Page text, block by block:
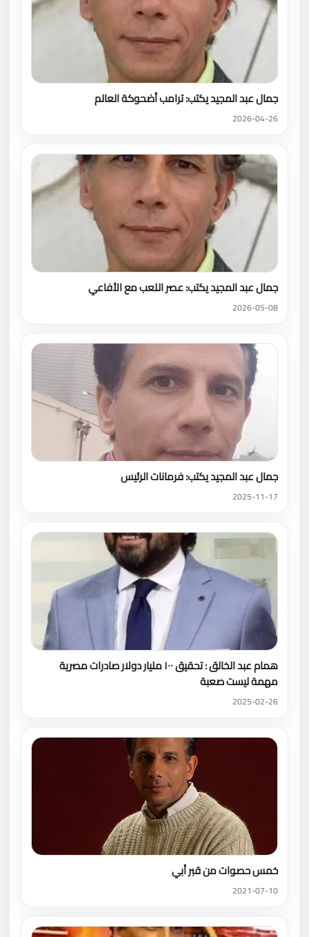
جمال عبد المجيد يكتب: ترامب أضحوكة العالم
2026-04-26
جمال عبد المجيد يكتب: عصر اللعب مع الأفاعي
2026-05-08
جمال عبد المجيد يكتب: فرمانات الرئيس
2025-11-17
همام عبد الخالق : تحقيق ١٠٠ مليار دولار صادرات مصرية
مهمة ليست صعبة
2025-02-26
خمس حصوات من قبر أبي
2021-07-10